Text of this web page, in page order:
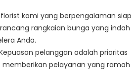
kami yang berpengalaman siap
rangkaian bunga yang indah
Anda.
pelanggan adalah prioritas
memberikan pelayanan yang ramah